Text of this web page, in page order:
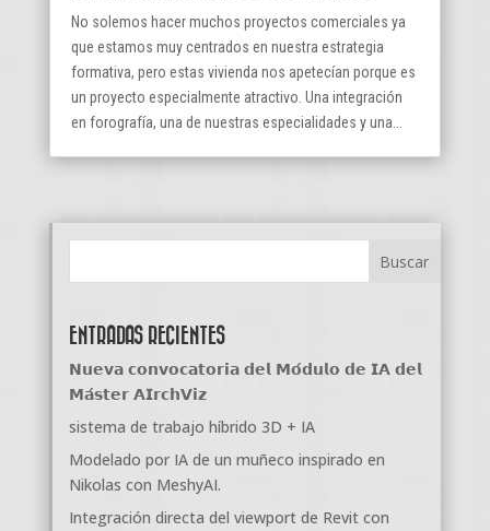
No solemos hacer muchos proyectos comerciales ya
que estamos muy centrados en nuestra estrategia
formativa, pero estas vivienda nos apetecían porque es
un proyecto especialmente atractivo. Una integración
en forografía, una de nuestras especialidades y una...
ENTRADAS RECIENTES
𝗡𝘂𝗲𝘃𝗮 𝗰𝗼𝗻𝘃𝗼𝗰𝗮𝘁𝗼𝗿𝗶𝗮 𝗱𝗲𝗹 𝗠𝗼́𝗱𝘂𝗹𝗼 𝗱𝗲 𝗜𝗔 𝗱𝗲𝗹
𝗠𝗮́𝘀𝘁𝗲𝗿 𝗔𝗜𝗿𝗰𝗵𝗩𝗶𝘇
sistema de trabajo híbrido 3D + IA
Modelado por IA de un muñeco inspirado en
Nikolas con MeshyAI.
Integración directa del viewport de Revit con